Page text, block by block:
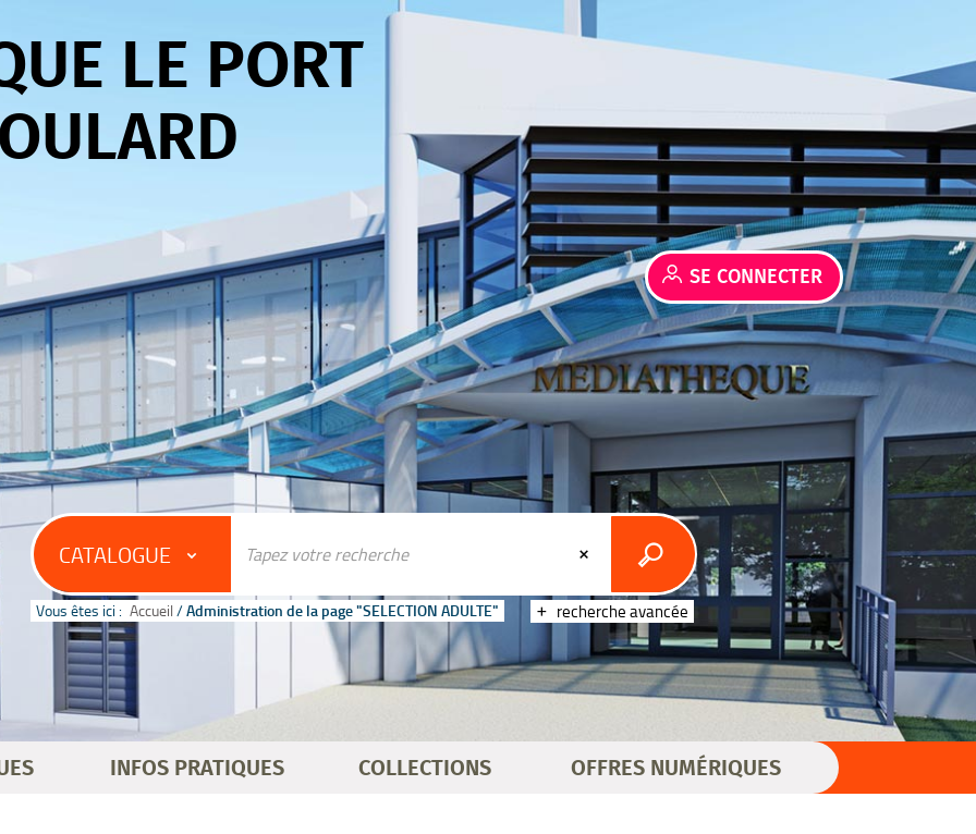
SE CONNECTER
LE PORT
CATALOGUE
recherche avancée
Vous êtes ici : Accueil /Administration de la page "SELECTION ADULTE"
INFOS PRATIQUES COLLECTIONS OFFRES NUMÉRIQUES